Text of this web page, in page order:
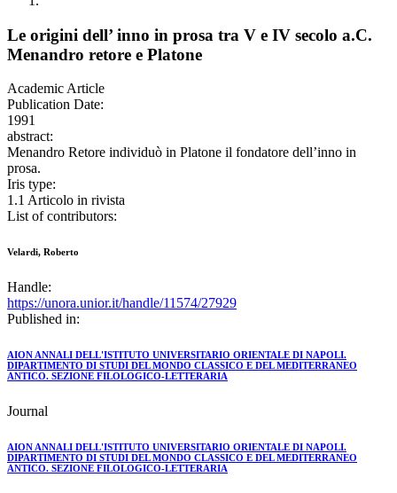
Le origini dell’ inno in prosa tra V e IV secolo a.C.
Menandro retore e Platone
Academic Article
Publication Date:
1991
abstract:
Menandro Retore individuò in Platone il fondatore dell’inno in
prosa.
Iris type:
1.1 Articolo in rivista
List of contributors:
Velardi, Roberto
Handle:
https://unora.unior.it/handle/11574/27929
Published in:
AION ANNALI DELL'ISTITUTO UNIVERSITARIO ORIENTALE DI NAPOLI.
DIPARTIMENTO DI STUDI DEL MONDO CLASSICO E DEL MEDITERRANEO
ANTICO. SEZIONE FILOLOGICO-LETTERARIA
Journal
AION ANNALI DELL'ISTITUTO UNIVERSITARIO ORIENTALE DI NAPOLI.
DIPARTIMENTO DI STUDI DEL MONDO CLASSICO E DEL MEDITERRANEO
ANTICO. SEZIONE FILOLOGICO-LETTERARIA